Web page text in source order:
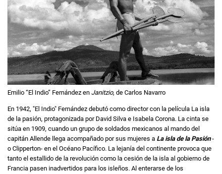
Emilio “El Indio” Fernández en Janitzio, de Carlos Navarro
En 1942, "El Indio" Fernández debutó como director con la película La isla
de la pasión, protagonizada por David Silva e Isabela Corona. La cinta se
sitúa en 1909, cuando un grupo de soldados mexicanos al mando del
capitán Allende llega acompañado por sus mujeres a La isla de la Pasión-
o Clipperton- en el Océano Pacífico. La lejanía del continente provoca que
tanto el estallido de la revolución como la cesión de la isla al gobierno de
Francia pasen inadvertidos para los isleños. Al enterarse de los